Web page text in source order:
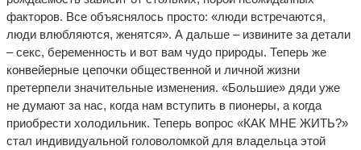
факторов. Все объяснялось просто: «люди встречаются,
люди влюбляются, женятся». А дальше – извините за детали
– секс, беременность и вот вам чудо природы. Теперь же
конвейерные цепочки общественной и личной жизни
претерпели значительные изменения. «Большие» дяди уже
не думают за нас, когда нам вступить в пионеры, а когда
приобрести холодильник. Теперь вопрос «КАК МНЕ ЖИТЬ?»
стал индивидуальной головоломкой для владельца этой